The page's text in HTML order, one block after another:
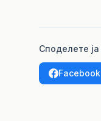
Споделете
Facebook